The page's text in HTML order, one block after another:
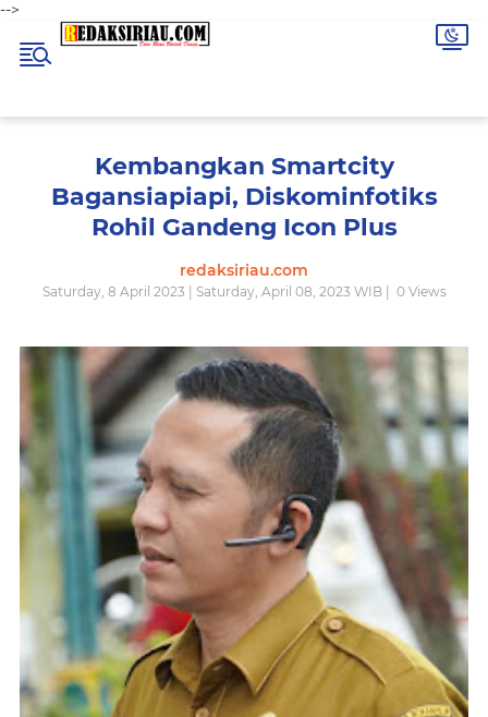
-->
Kembangkan Smartcity
Bagansiapiapi, Diskominfotiks
Rohil Gandeng Icon Plus
redaksiriau.com
Saturday, 8 April 2023 | Saturday, April 08, 2023 WIB | 0Views